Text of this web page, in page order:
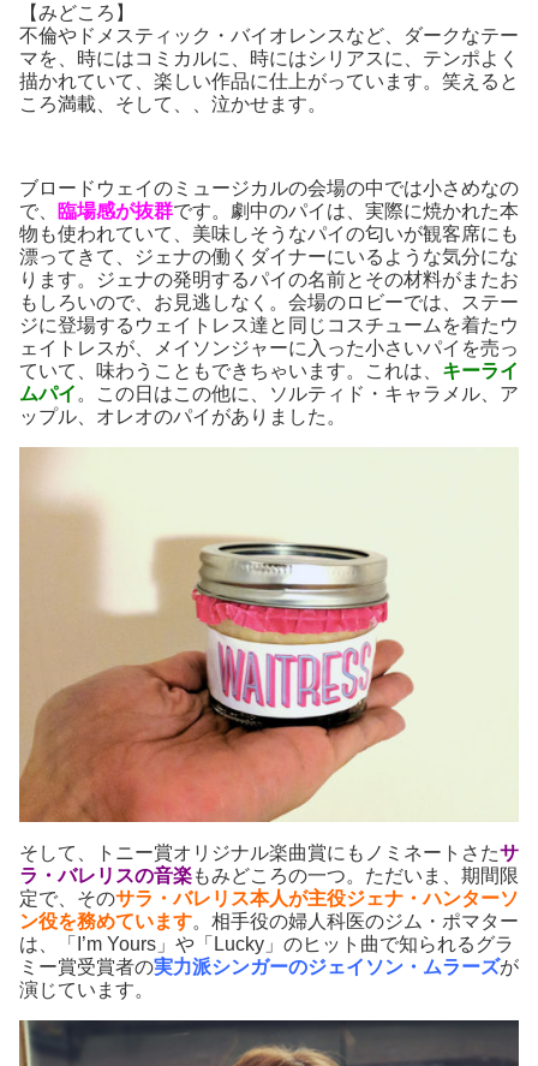
【みどころ】
不倫やドメスティック・バイオレンスなど、ダークなテー
マを、時にはコミカルに、時にはシリアスに、テンポよく
描かれていて、楽しい作品に仕上がっています。笑えると
ころ満載、そして、、泣かせます。
ブロードウェイのミュージカルの会場の中では小さめなの
で、
臨場感が抜群です。劇中のパイは、実際に焼かれた本
物も使われていて、美味しそうなパイの匂いが観客席にも
漂ってきて、ジェナの働くダイナーにいるような気分にな
ります。ジェナの発明するパイの名前とその材料がまたお
もしろいので、お見逃しなく。会場のロビーでは、ステー
ジに登場するウェイトレス達と同じコスチュームを着たウ
ェイトレスが、メイソンジャーに入った小さいパイを売っ
ていて、味わうこともできちゃいます。これは、 キーライ
ムパイ 。この日はこの他に、ソルティド・キャラメル、ア
ップル、オレオのパイがありました。
そして、トニー賞オリジナル楽曲賞にもノミネートさたサ
ラ・バレリスの音楽もみどころの一つ。ただいま、期間限
定で、そのサラ・バレリス本人が主役ジェナ・ハンターソ
ン役を務めています。相手役の婦人科医のジム・ポマター
は、「I’m Yours」や「Lucky」のヒット曲で知られるグラ
ミー賞受賞者の実力派シンガーのジェイソン・ムラーズが
演じています。